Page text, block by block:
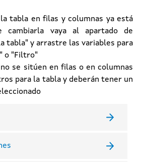
tabla en filas y columnas ya está
cambiarla vaya al apartado de
tabla" y arrastre las variables para
o "Filtro"
se sitúen en filas o en columnas
para la tabla y deberán tener un